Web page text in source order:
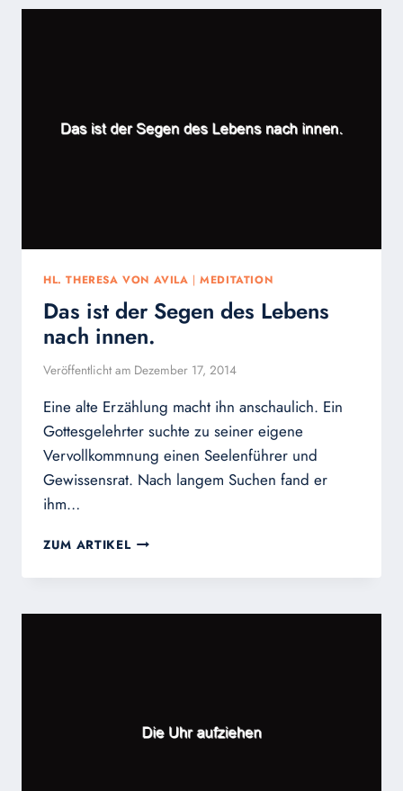
HL. THERESA VON AVILA |MEDITATION
Das ist der Segen des Lebens
nach innen.
Veröffentlicht am Dezember 17, 2014
Eine alte Erzählung macht ihn anschaulich. Ein
Gottesgelehrter suchte zu seiner eigene
Vervollkommnung einen Seelenführer und
Gewissensrat. Nach langem Suchen fand er
ihm…
ZUM ARTIKEL DAS
DER
DES